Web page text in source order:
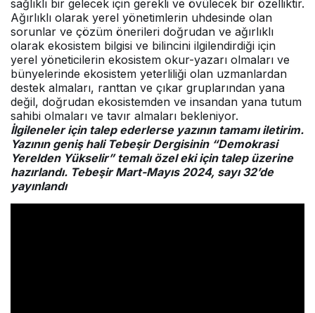
sağlıklı bir gelecek için gerekli ve övülecek bir özelliktir.
Ağırlıklı olarak yerel yönetimlerin uhdesinde olan
sorunlar ve çözüm önerileri doğrudan ve ağırlıklı
olarak ekosistem bilgisi ve bilincini ilgilendirdiği için
yerel yöneticilerin ekosistem okur-yazarı olmaları ve
bünyelerinde ekosistem yeterliliği olan uzmanlardan
destek almaları, ranttan ve çıkar gruplarından yana
değil, doğrudan ekosistemden ve insandan yana tutum
sahibi olmaları ve tavır almaları bekleniyor.
İlgileneler için talep ederlerse yazının tamamı iletirim.
Yazının geniş hali Tebeşir Dergisinin “Demokrasi
Yerelden Yükselir” temalı özel eki için talep üzerine
hazırlandı. Tebeşir Mart-Mayıs 2024, sayı 32’de
yayınlandı